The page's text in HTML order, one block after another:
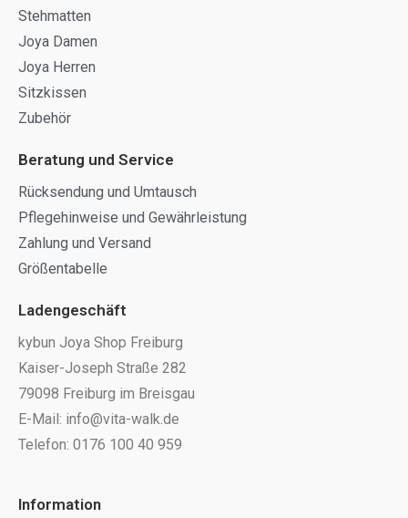
Stehmatten
Joya Damen
Joya Herren
Sitzkissen
Zubehör
Beratung und Service
Rücksendung und Umtausch
Pflegehinweise und Gewährleistung
Zahlung und Versand
Größentabelle
Ladengeschäft
kybun Joya Shop Freiburg
Kaiser-Joseph Straße 282
79098 Freiburg im Breisgau
E-Mail: info@vita-walk.de
Telefon: 0176 100 40 959
Information